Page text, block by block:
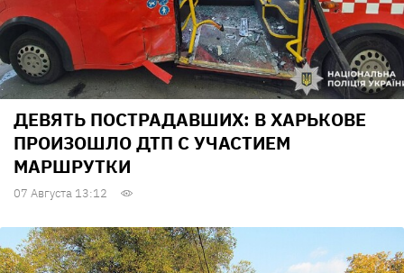
ДЕВЯТЬ ПОСТРАДАВШИХ: В ХАРЬКОВЕ
ПРОИЗОШЛО ДТП С УЧАСТИЕМ
МАРШРУТКИ
07 Августа 13:12